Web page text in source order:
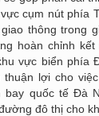
cụm nút phía
thông trong
hoàn chỉnh
vực biển phía
lợi cho
bay quốc tế Đà
đô thị cho